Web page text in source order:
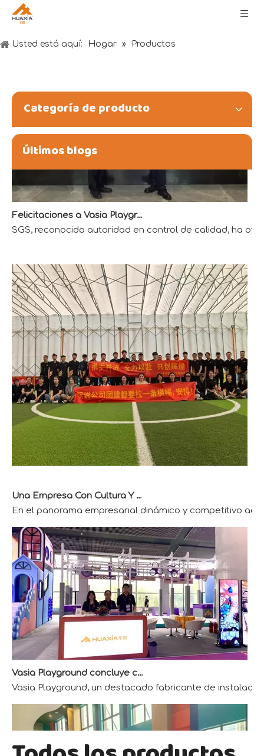
Usted está aquí: Hogar » Productos
Categoría de producto
Últimos blogs
SGS, reconocida autoridad en control de calidad, ha
En el panorama empresarial dinámico y competitivo
Vasia Playground, un destacado fabricante de